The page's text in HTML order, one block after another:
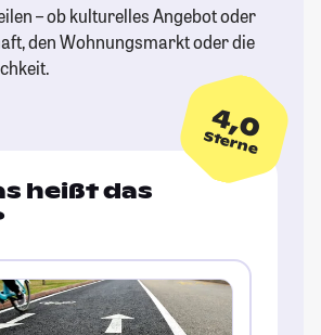
– ob kulturelles Angebot oder
den Wohnungsmarkt oder die
4,0
Sterne
heißt das